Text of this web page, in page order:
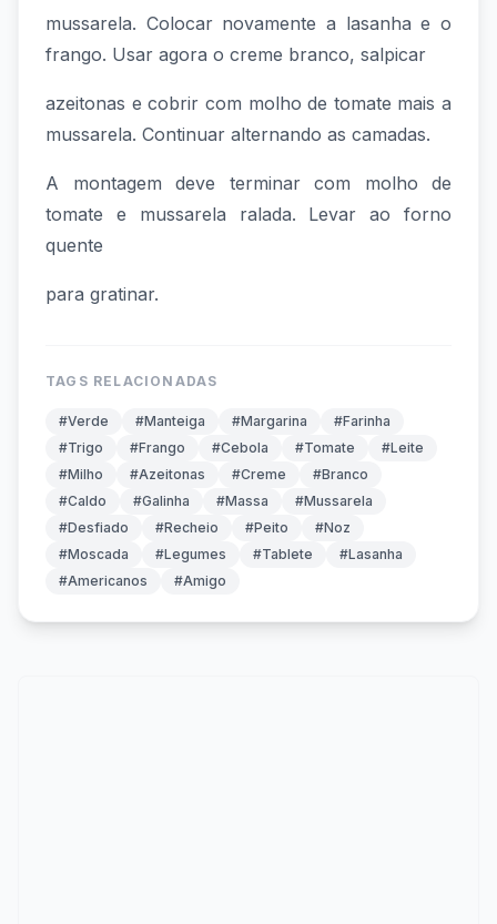
mussarela. Colocar novamente a lasanha e o
frango. Usar agora o creme branco, salpicar
azeitonas e cobrir com molho de tomate mais a
mussarela. Continuar alternando as camadas.
A montagem deve terminar com molho de
tomate e mussarela ralada. Levar ao forno
quente
para gratinar.
TAGS RELACIONADAS
#Verde #Manteiga #Margarina
#Farinha
#Trigo
#Frango #Cebola #Tomate
#Leite
#Milho
#Azeitonas #Creme
#Branco
#Caldo
#Galinha #Massa
#Mussarela
#Desfiado
#Recheio #Peito
#Noz
#Moscada
#Legumes #Tablete
#Lasanha
#Americanos
#Amigo